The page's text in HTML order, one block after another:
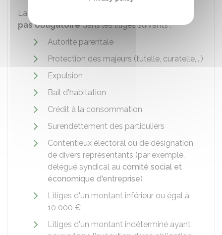
La représentation par un avocat n'est toutefois
pas obligatoiredans les litiges suivants :
Autorité parentale
Protection des majeurs (tutelle, curatelle,...)
Expulsion
Bail d'habitation
Crédit à la consommation
Surendettement des particuliers
Contentieux électoral ou de désignation
de divers représentants (par exemple,
délégué syndical au comité social et
économique d'entreprise)
Litiges d'un montant inférieur ou égal à
10 000 €
Litiges d'un montant indéterminé ayant